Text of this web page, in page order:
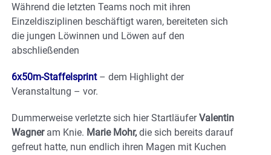
Während die letzten Teams noch mit ihren
Einzeldisziplinen beschäftigt waren, bereiteten sich
die jungen Löwinnen und Löwen auf den
abschließenden
6x50m-Staffelsprint– dem Highlight der
Veranstaltung – vor.
Dummerweise verletzte sich hier StartläuferValentin
Wagneram Knie. Marie Mohr, die sich bereits darauf
gefreut hatte, nun endlich ihren Magen mit Kuchen